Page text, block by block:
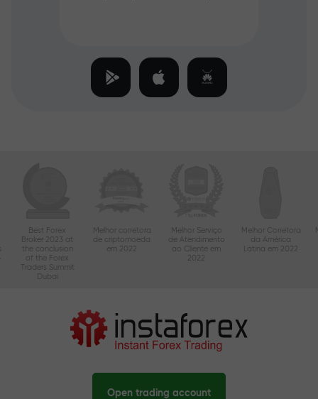
Best Forex
Broker 2023 at
the conclusion
of the Forex
Traders Summit
Dubai
Melhor corretora
de criptomoeda
em 2022
Melhor Serviço
de Atendimento
ao Cliente em
2022
Melhor Corretora
da América
Latina em 2022
Open trading account